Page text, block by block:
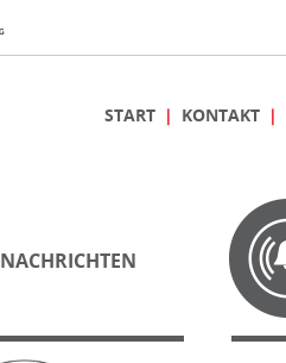
START KONTAKT
NACHRICHTEN